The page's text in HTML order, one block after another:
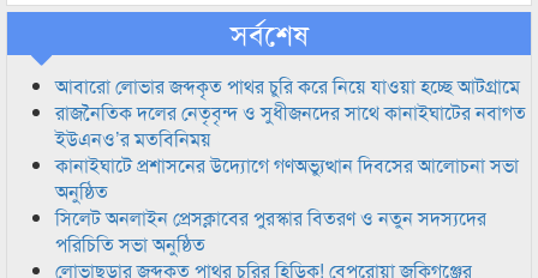
সর্বশেষ
আবারো লোভার জব্দকৃত পাথর চুরি করে নিয়ে যাওয়া হচ্ছে আটগ্রামে
রাজনৈতিক দলের নেতৃবৃন্দ ও সুধীজনদের সাথে কানাইঘাটের নবাগত
ইউএনও’র মতবিনিময়
কানাইঘাটে প্রশাসনের উদ্যোগে গণঅভ্যুত্থান দিবসের আলোচনা সভা
অনুষ্ঠিত
সিলেট অনলাইন প্রেসক্লাবের পুরস্কার বিতরণ ও নতুন সদস্যদের
পরিচিতি সভা অনুষ্ঠিত
লোভাছড়ার জব্দকৃত পাথর চুরির হিড়িক! বেপরোয়া জকিগঞ্জের